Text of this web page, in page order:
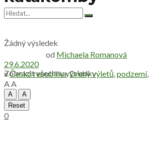
Žádný výsledek
Zobrazit všechny výsledky
od Michaela Romanová
29.6.2020
vČeská republika,Druhy výletů,podzemí,
AA
A
A
Reset
0